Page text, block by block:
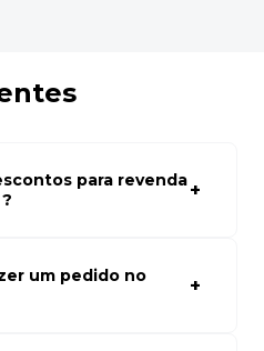
para revenda
com os melhores preços
um pedido no